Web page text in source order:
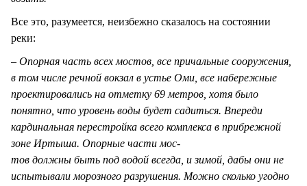
Все это, разумеется, неизбежно сказалось на состоянии
реки:
– Опорная часть всех мостов, все причальные сооружения,
в том числе речной вокзал в устье Оми, все набережные
проектировались на отметку 69 метров, хотя было
понятно, что уровень воды будет садиться. Впереди
кардинальная перестройка всего комплекса в прибрежной
зоне Иртыша. Опорные части мос-
тов должны быть под водой всегда, и зимой, дабы они не
испытывали морозного разрушения. Можно сколько угодно